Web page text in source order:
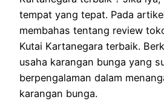
tempat yang tepat. Pada
membahas tentang review
Kutai Kartanegara terbaik.
usaha karangan bunga yang
berpengalaman dalam
karangan bunga.